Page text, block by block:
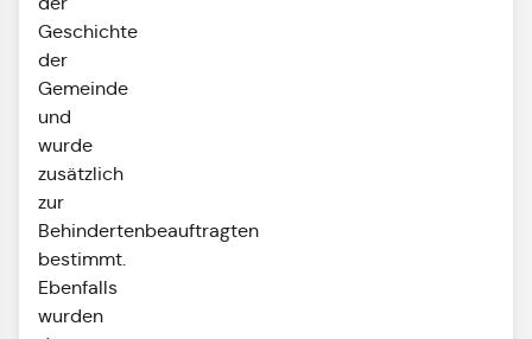
Geschichte
der
Gemeinde
und
wurde
zusätzlich
zur
Behindertenbeauftragten
bestimmt.
Ebenfalls
wurden